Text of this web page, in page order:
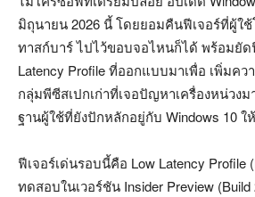
มิถุนายน 2026 นี้ โดยยอมคืนฟีเจอร์ที่ผู้ใช้
ทาสก์บาร์ ไปไว้ขอบจอไหนก็ได้ พร้อมยัด
Latency Profile ที่ออกแบบมาเพื่อ เพิ่มคว
กลุ่มพีซีสเปกเก่าที่เจอปัญหาเครื่องหน่วง
ฐานผู้ใช้ที่ยังปักหลักอยู่กับ Windows 10 ใ
ฟีเจอร์เด่นรอบนี้คือ Low Latency Profile
ทดสอบในเวอร์ชัน Insider Preview (Build